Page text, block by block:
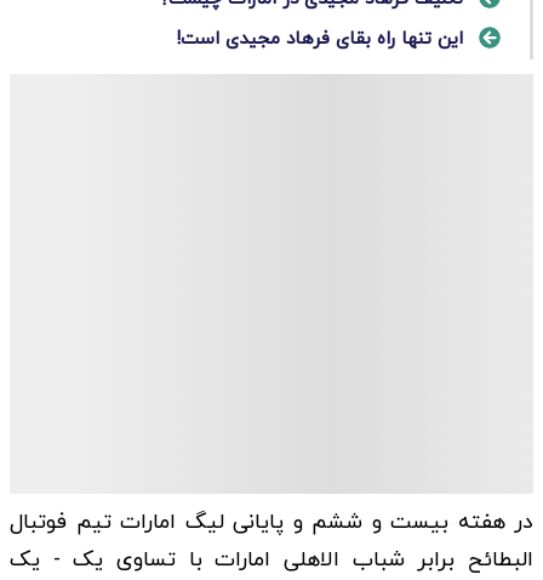
این تنها راه بقای فرهاد مجیدی است!
در هفته بیست و ششم و پایانی لیگ امارات تیم فوتبال
البطائح برابر شباب الاهلی امارات با تساوی یک - یک